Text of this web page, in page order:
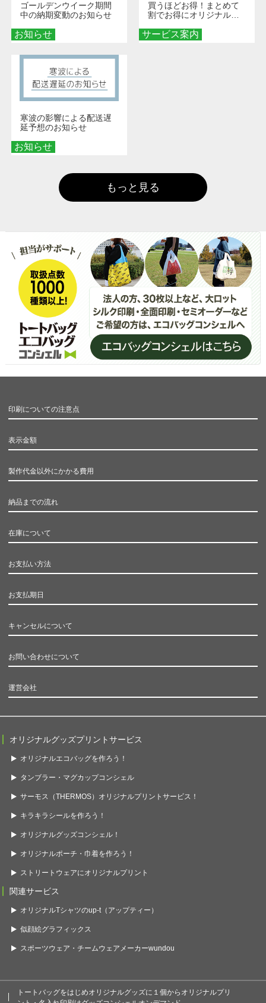
お知らせ
ゴールデンウイーク期間
中の納期変動のお知らせ
サービス案内
買うほどお得！まとめて
割でお得にオリジナルグ
お知らせ
寒波の影響による配送遅
延予想のお知らせ
もっと見る
印刷についての注意点
表示金額
製作代金以外にかかる費用
納品までの流れ
在庫について
お支払い方法
お支払期日
キャンセルについて
お問い合わせについて
運営会社
オリジナルグッズプリントサービス
オリジナルエコバッグを作ろう！
タンブラー・マグカップコンシェル
サーモス（THERMOS）オリジナルプリントサービス！
キラキラシールを作ろう！
オリジナルグッズコンシェル！
オリジナルポーチ・巾着を作ろう！
ストリートウェアにオリジナルプリント
関連サービス
オリジナルTシャツのup-t（アップティー）
似顔絵グラフィックス
スポーツウェア・チームウェアメーカーwundou
トートバッグをはじめオリジナルグッズに１個からオリジナルプリ